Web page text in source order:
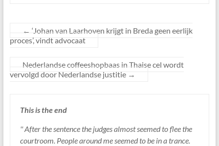
← ‘Johan van Laarhoven krijgt in Breda geen eerlijk
proces’, vindt advocaat
Nederlandse coffeeshopbaas in Thaise cel wordt
vervolgd door Nederlandse justitie →
This is the end
'' After the sentence the judges almost seemed to flee the
courtroom. People around me seemed to be in a trance.